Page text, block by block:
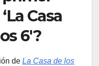
Casa
6′?
de La Casa de los